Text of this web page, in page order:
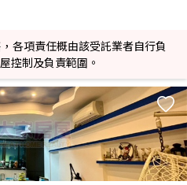
各項責任概由該受託業者自行負
控制及負責範圍。